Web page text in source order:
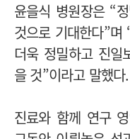
윤을식 병원장은 “
것으로 기대한다”
더욱 정밀하고 진일
을 것”이라고 말했다.
진료와 함께 연구